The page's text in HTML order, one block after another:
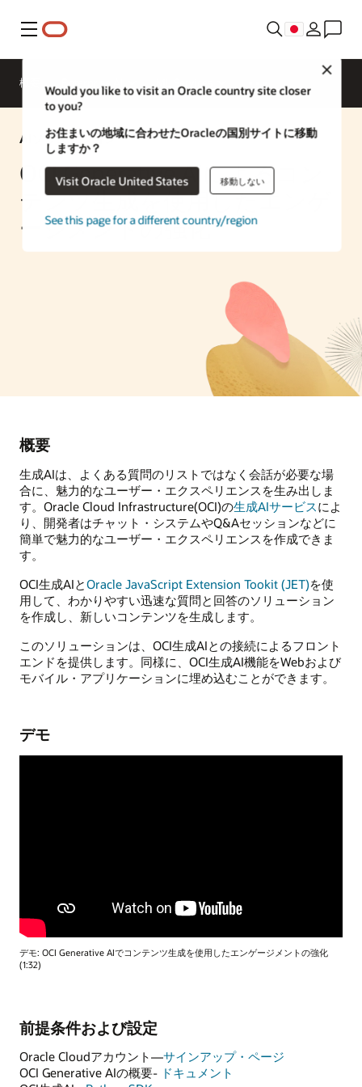
メニュー
Would you like to visit an Oracle country site closer
to you?
お住まいの地域に合わせたOracleの国別サイトに移動
しますか？
Visit Oracle United States 移動しない
See this page for a different country/region
概要
AIソリューション
OCI Generative AIによるコン
テンツ生成を使用したエンゲ
ージメントの強化
概要
生成AIは、よくある質問のリストではなく会話が必要な場
合に、魅力的なユーザー・エクスペリエンスを生み出しま
す。Oracle Cloud Infrastructure(OCI)の生成AIサービスによ
り、開発者はチャット・システムやQ&Aセッションなどに
簡単で魅力的なユーザー・エクスペリエンスを作成できま
す。
OCI生成AIとOracle JavaScript Extension Tookit (JET)を使
用して、わかりやすい迅速な質問と回答のソリューション
を作成し、新しいコンテンツを生成します。
このソリューションは、OCI生成AIとの接続によるフロント
エンドを提供します。同様に、OCI生成AI機能をWebおよび
モバイル・アプリケーションに埋め込むことができます。
デモ
デモ: OCI Generative AIでコンテンツ生成を使用したエンゲージメントの強化
(1:32)
前提条件および設定
Oracle Cloudアカウント—サインアップ・ページ
OCI Generative AIの概要- ドキュメント